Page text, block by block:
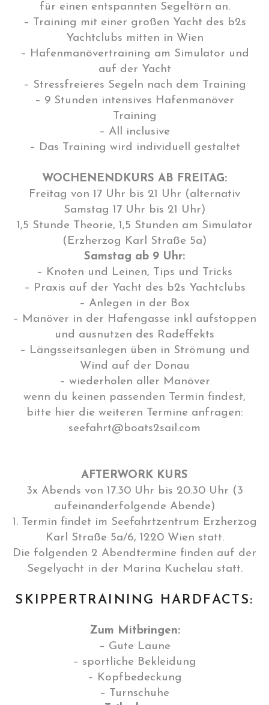
für einen entspannten Segeltörn an.
– Training mit einer großen Yacht des b2s
Yachtclubs mitten in Wien
– Hafenmanövertraining am Simulator und
auf der Yacht
– Stressfreieres Segeln nach dem Training
– 9 Stunden intensives Hafenmanöver
Training
– All inclusive
– Das Training wird individuell gestaltet
WOCHENENDKURS AB FREITAG:
Freitag von 17 Uhr bis 21 Uhr (alternativ
Samstag 17 Uhr bis 21 Uhr)
1,5 Stunde Theorie, 1,5 Stunden am Simulator
(Erzherzog Karl Straße 5a)
Samstag ab 9 Uhr:
– Knoten und Leinen, Tips und Tricks
– Praxis auf der Yacht des b2s Yachtclubs
– Anlegen in der Box
– Manöver in der Hafengasse inkl aufstoppen
und ausnutzen des Radeffekts
– Längsseitsanlegen üben in Strömung und
Wind auf der Donau
– wiederholen aller Manöver
wenn du keinen passenden Termin findest,
bitte hier die weiteren Termine anfragen:
seefahrt@boats2sail.com
AFTERWORK KURS
3x Abends von 17.30 Uhr bis 20.30 Uhr (3
aufeinanderfolgende Abende)
1. Termin findet im Seefahrtzentrum Erzherzog
Karl Straße 5a/6, 1220 Wien statt.
Die folgenden 2 Abendtermine finden auf der
Segelyacht in der Marina Kuchelau statt.
SKIPPERTRAINING HARDFACTS:
Zum Mitbringen:
– Gute Laune
– sportliche Bekleidung
– Kopfbedeckung
– Turnschuhe